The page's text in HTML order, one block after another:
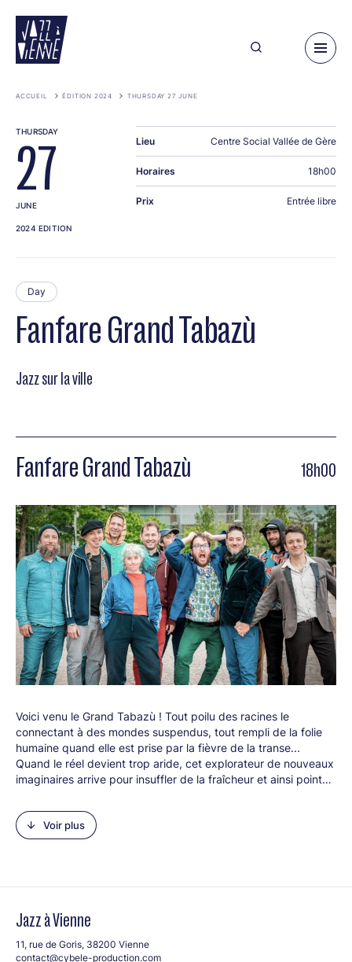
main
content
ACCUEIL ÉDITION 2024 THURSDAY 27 JUNE
Fanfare Grand Tabazù
Day
Jazz sur la ville
Fanfare Grand Tabazù 18h00
Voici venu le Grand Tabazù ! Tout poilu des racines le
connectant à des mondes suspendus, tout rempli de la folie
humaine quand elle est prise par la fièvre de la transe...
Quand le réel devient trop aride, cet explorateur de nouveaux
imaginaires arrive pour insuffler de la fraîcheur et ainsi pointer
masse orchestrale qui se dédie tout entière aux chants et
musiques du monde en puisant dans ses traditions festives et
populaires... Une mosaïque composée d’une douzaine
Gérald Chevillon (Saxophone basse)
Rose Dehors (Trombone)
Sébastien Finck (Percussions)
Voir plus
THURSDAY
27
JUNE
2024 EDITION
Lieu Centre Social Vallée de Gère
Horaires 18h00
Prix Entrée libre
Jazz à Vienne
11, rue de Goris, 38200 Vienne
contact@cybele-production.com